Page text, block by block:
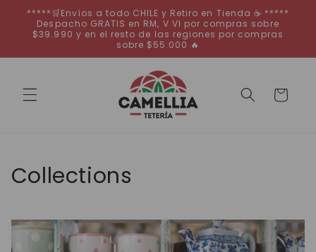
directamente
al contenido
*****🛒Envíos a todo CHILE y Retiro en Tienda ☕ *****
Despacho GRATIS en RM, V VI por compras sobre
$39.990 y en el resto de las regiones por compras
sobre $55.000 🔥
Carrito
Collections